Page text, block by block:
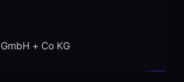
+ Co KG